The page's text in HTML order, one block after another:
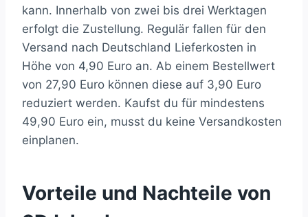
kann. Innerhalb von zwei bis drei Werktagen
erfolgt die Zustellung. Regulär fallen für den
Versand nach Deutschland Lieferkosten in
Höhe von 4,90 Euro an. Ab einem Bestellwert
von 27,90 Euro können diese auf 3,90 Euro
reduziert werden. Kaufst du für mindestens
49,90 Euro ein, musst du keine Versandkosten
einplanen.
Vorteile und Nachteile von